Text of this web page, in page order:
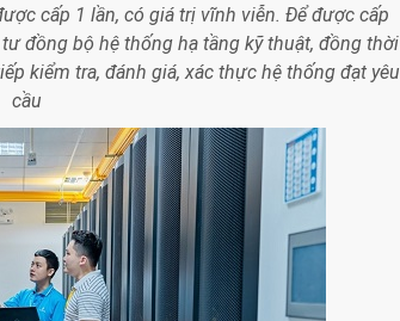
cấp 1 lần, có giá trị vĩnh viễn. Để được cấp
đồng bộ hệ thống hạ tầng kỹ thuật, đồng thời
kiểm tra, đánh giá, xác thực hệ thống đạt yêu
cầu